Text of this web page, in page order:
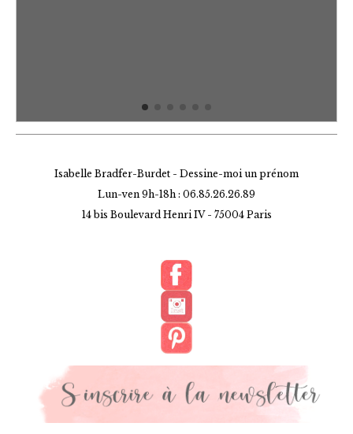
Isabelle Bradfer-Burdet - Dessine-moi un prénom
Lun-ven 9h-18h : 06.85.26.26.89
14 bis Boulevard Henri IV - 75004 Paris